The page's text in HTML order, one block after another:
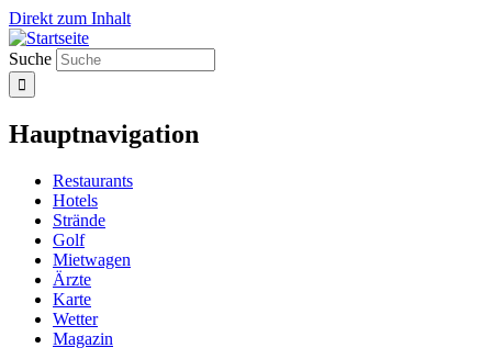
Direkt zum Inhalt
Suche
Hauptnavigation
Restaurants
Hotels
Strände
Golf
Mietwagen
Ärzte
Karte
Wetter
Magazin